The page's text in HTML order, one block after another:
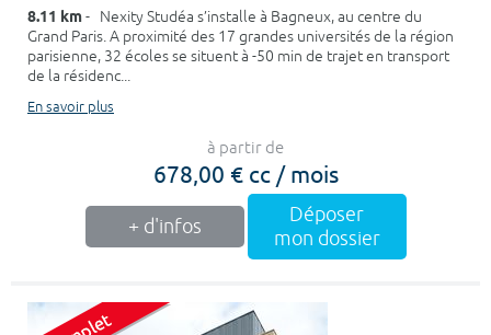
8.11 km- Nexity Studéa s’installe à Bagneux, au centre du
Grand Paris. A proximité des 17 grandes universités de la région
parisienne, 32 écoles se situent à -50 min de trajet en transport
de la résidenc...
En savoir plus
à partir de
678,00 € cc / mois
+ d'infos
Déposer
mon dossier